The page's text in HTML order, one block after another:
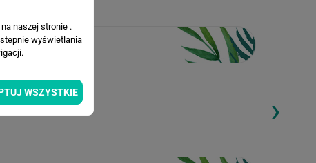
Loading...
›
naszej stronie .
wyświetlania
WSZYSTKIE